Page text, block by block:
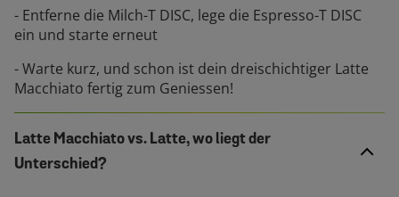
- Entferne die Milch-T DISC, lege die Espresso-T DISC
ein und starte erneut
- Warte kurz, und schon ist dein dreischichtiger Latte
Macchiato fertig zum Geniessen!
Latte Macchiato vs. Latte, wo liegt der
Unterschied?